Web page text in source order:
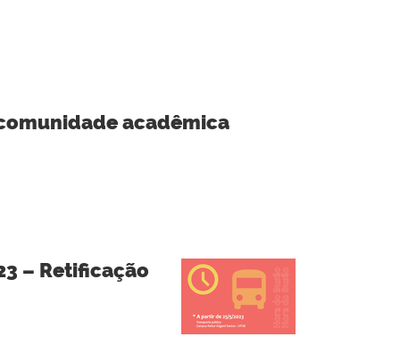
acadêmica
– Retificação